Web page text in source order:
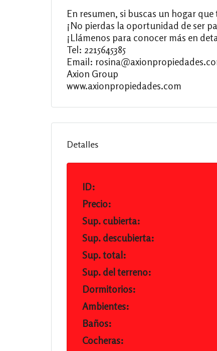
En resumen, si buscas un hogar
¡No pierdas la oportunidad de ser
¡Llámenos para conocer más en
Tel: 2215645385
Email:
Axion Group
www.axionpropiedades.com
Detalles
ID:
Precio:
Sup. cubierta:
Sup. descubierta:
Sup. total:
Sup. del terreno:
Dormitorios:
Ambientes:
Baños:
Cocheras: